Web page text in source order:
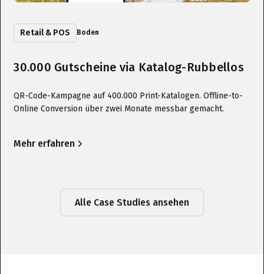
Retail & POS Boden
30.000 Gutscheine via Katalog-Rubbellos
QR-Code-Kampagne auf 400.000 Print-Katalogen. Offline-to-
Online Conversion über zwei Monate messbar gemacht.
Mehr erfahren
Alle Case Studies ansehen